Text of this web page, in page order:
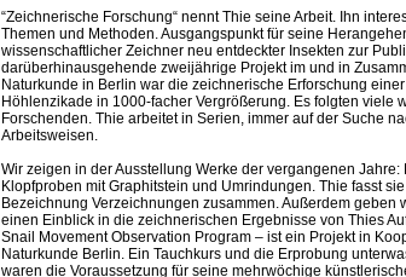
“Zeichnerische Forschung“ nennt Thie seine Arbeit. Ihn
Themen und Methoden. Ausgangspunkt für seine
wissenschaftlicher Zeichner neu entdeckter Insekten zur
darüberhinausgehende zweijährige Projekt im und in
Naturkunde in Berlin war die zeichnerische Erforschung
Höhlenzikade in 1000-facher Vergrößerung. Es folgten viele
Forschenden. Thie arbeitet in Serien, immer auf der Suche
Arbeitsweisen.
Wir zeigen in der Ausstellung Werke der vergangenen
Klopfproben mit Graphitstein und Umrindungen. Thie fasst
Bezeichnung Verzeichnungen zusammen. Außerdem geben
einen Einblick in die zeichnerischen Ergebnisse von Thies
Snail Movement Observation Program – ist ein Projekt in
Naturkunde Berlin. Ein Tauchkurs und die Erprobung
waren die Voraussetzung für seine mehrwöchige